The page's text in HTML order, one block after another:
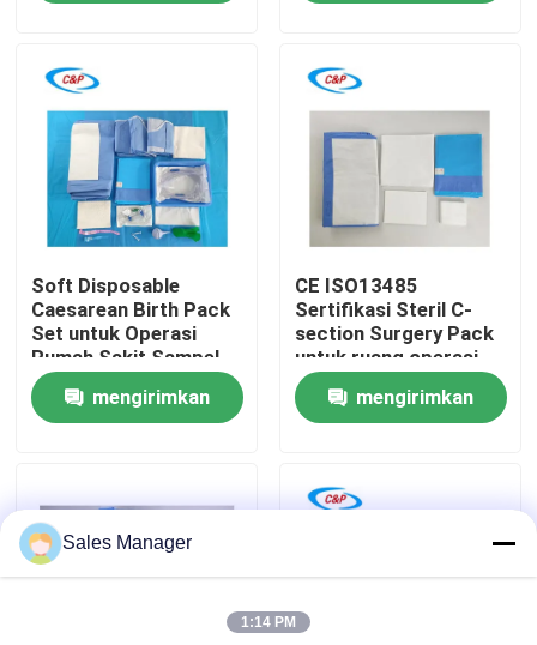
video
Pertunjukan VR
Tentang Kami
Tur Pabrik
Kontrol Kualitas
Berita
Soft Disposable
Caesarean Birth Pack
Set untuk Operasi
Rumah Sakit Sampel
Disediakan
mengirimkan
CE ISO13485
Sertifikasi Steril C-
section Surgery Pack
untuk ruang operasi
rumah sakit
mengirimkan
Sales Manager
1:14 PM